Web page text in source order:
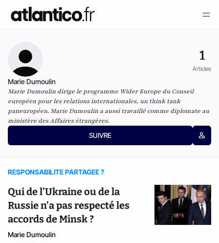
1
Articles
Marie Dumoulin
Marie Dumoulin dirige le programme Wider Europe du Conseil
européen pour les relations internationales, un think tank
paneuropéen. Marie Dumoulin a aussi travaillé comme diplomate au
ministère des Affaires étrangères.
SUIVRE
RESPONSABILITE PARTAGEE ?
Qui de l’Ukraine ou de la
Russie n’a pas respecté les
accords de Minsk ?
Marie Dumoulin